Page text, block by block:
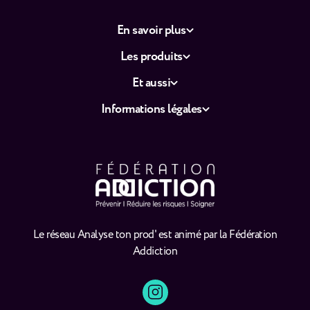
Le réseau Analyse ton prod' est animé par la Fédération
Addiction
En savoir plus
Les produits
Et aussi
Informations légales